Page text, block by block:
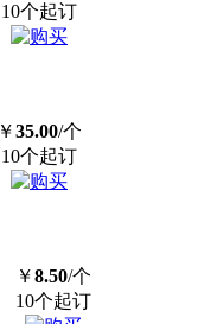
10个起订
￥35.00/个
10个起订
￥8.50/个
10个起订